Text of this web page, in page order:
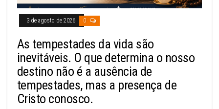
3 de agosto de 2026 0
As tempestades da vida são
inevitáveis. O que determina o nosso
destino não é a ausência de
tempestades, mas a presença de
Cristo conosco.